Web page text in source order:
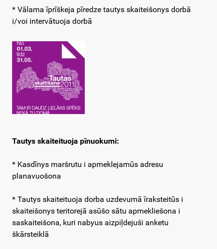
* Vālama īprīškeja pīredze tautys skaiteišonys dorbā
i/voi intervātuoja dorbā
Tautys skaiteituoja pīnuokumi:
* Kasdīnys maršrutu i apmeklejamūs adresu
planavuošona
* Tautys skaiteituoja dorba uzdevumā īraksteitūs i
skaiteišonys teritorejā asūšo sātu apmekliešona i
saskaiteišona, kuri nabyus aizpiļdejuši anketu
škārsteiklā